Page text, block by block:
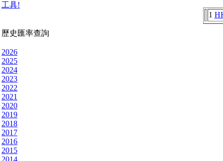
工具!
歷史匯率查詢
2026
2025
2024
2023
2022
2021
2020
2019
2018
2017
2016
2015
1